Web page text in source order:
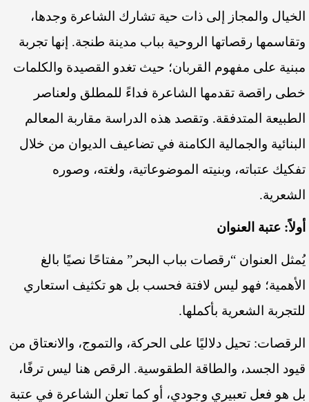
الخيال والمجاز إلى ذات حية تشارك الشاعرة وجدها،
وتقاسمها رقصاتها الروحية بباب مدينة طنجة. إنها تجربة
مبنية على مفهوم القربان؛ حيث تغدو القصيدة والكلمات
خطى راقصة تقدمها الشاعرة فداءً للمطلق ولعناصر
الطبيعة المتدفقة. وتقصد هذه الدراسة مقاربة المعالم
البنائية والجمالية الكامنة في تضاعيف الديوان من خلال
تفكيك عتباته، وبنيته الموضوعاتية، ولغته، وصوره
الشعرية.
أولاً: عتبة العنوان
يُمثل العنوان “رقصات بباب البحر” مفتاحًا نصيًا بالغ
الأهمية؛ فهو ليس لافتة فحسب بل هو تكثيف استعاري
للتجربة الشعرية بأكملها.
الرقصات: تحيل دلاليًا على الحركة، والتموج، والانعتاق من
قيود الجسد، والطاقة الطقوسية. الرقص هنا ليس ترفًا،
بل هو فعل تعبيري وجودي، أو كما تعلن الشاعرة في عتبة